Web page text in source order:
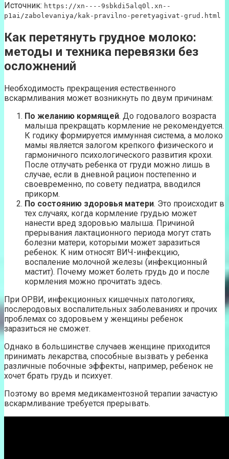
Источник: https://xn----9sbkdi5alq0l.xn--
p1ai/zabolevaniya/kak-pravilno-peretyagivat-grud.html
Как перетянуть грудное молоко:
методы и техника перевязки без
осложнений
Необходимость прекращения естественного
вскармливания может возникнуть по двум причинам:
По желанию кормящей. До годовалого возраста
малыша прекращать кормление не рекомендуется.
К годику формируется иммунная система, а молоко
мамы является залогом крепкого физического и
гармоничного психологического развития крохи.
После отлучать ребенка от груди можно лишь в
случае, если в дневной рацион постепенно и
своевременно, по совету педиатра, вводился
прикорм.
По состоянию здоровья матери. Это происходит в
тех случаях, когда кормление грудью может
нанести вред здоровью малыша. Причиной
прерывания лактационного периода могут стать
болезни матери, которыми может заразиться
ребенок. К ним относят ВИЧ-инфекцию,
воспаление молочной железы (инфекционный
мастит). Почему может болеть грудь до и после
кормления можно прочитать здесь.
При ОРВИ, инфекционных кишечных патологиях,
послеродовых воспалительных заболеваниях и прочих
проблемах со здоровьем у женщины ребенок
заразиться не сможет.
Однако в большинстве случаев женщине приходится
принимать лекарства, способные вызвать у ребенка
различные побочные эффекты, например, ребенок не
хочет брать грудь и психует.
Поэтому во время медикаментозной терапии зачастую
вскармливание требуется прерывать.